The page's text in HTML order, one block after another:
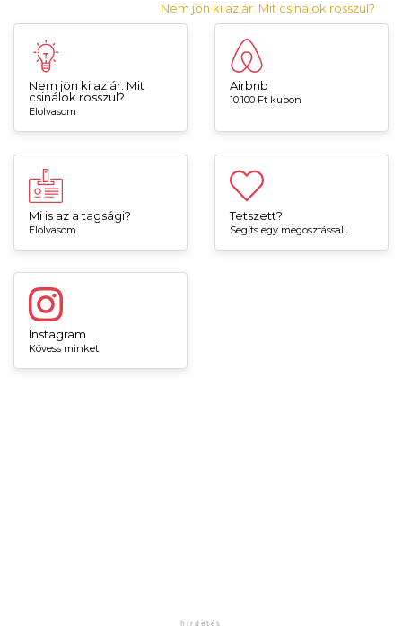
Nem jön ki az ár. Mit csinálok rosszul?
Nem jön ki az ár. Mit
csinálok rosszul?
Elolvasom
Airbnb
10.100 Ft kupon
Mi is az a tagsági?
Elolvasom
Tetszett?
Segíts egy megosztással!
Instagram
Kövess minket!